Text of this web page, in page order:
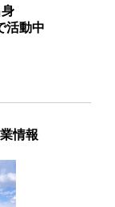
活動中
情報